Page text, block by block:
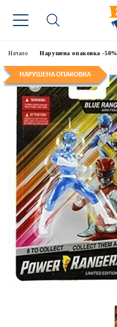
Начало Нарушена опаковка -50%